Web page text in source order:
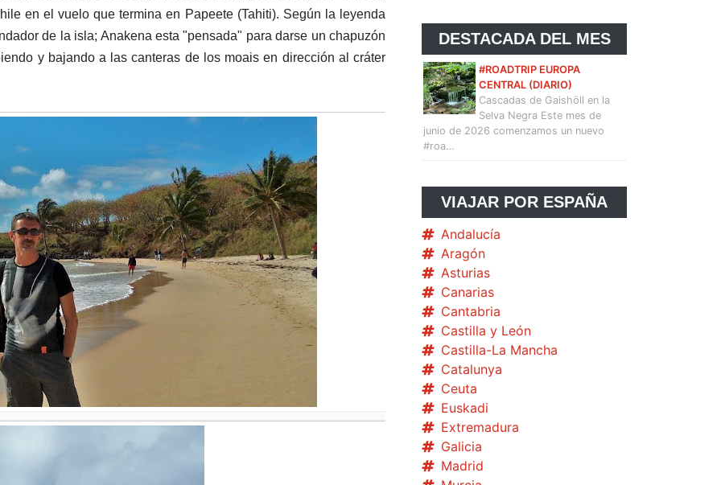
en el vuelo que termina en Papeete (Tahiti). Según la leyenda
de la isla; Anakena esta "pensada" para darse un chapuzón
y bajando a las canteras de los moais en dirección al cráter
DESTACADA DEL MES
#ROADTRIP EUROPA
CENTRAL (DIARIO)
Cascadas de Gaishöll en la
Selva Negra Este mes de
junio de 2026 comenzamos un nuevo
#roa…
VIAJAR POR ESPAÑA
Andalucía
Aragón
Asturias
Canarias
Cantabria
Castilla y León
Castilla-La Mancha
Catalunya
Ceuta
Euskadi
Extremadura
Galicia
Madrid